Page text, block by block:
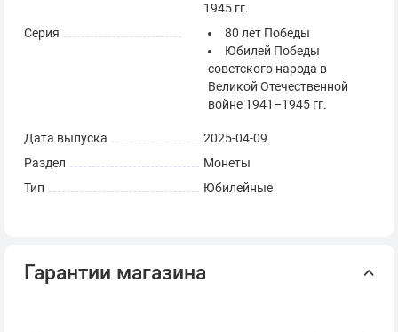
1945 гг.
Серия
80 лет Победы
Юбилей Победы
советского народа в
Великой Отечественной
войне 1941–1945 гг.
Дата выпуска
2025-04-09
Раздел
Монеты
Тип
Юбилейные
Гарантии магазина